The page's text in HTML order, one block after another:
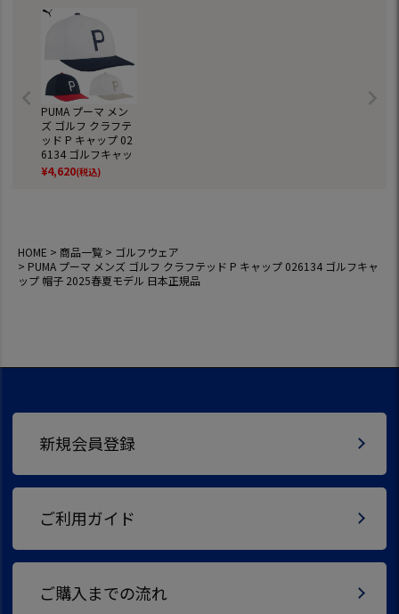
PUMA プーマ メン
ズ ゴルフ クラフテ
ッド P キャップ 02
6134 ゴルフキャッ
プ 帽子 2025春夏モ
デル 日本正規品
¥4,620(税込)
HOME 商品一覧
ゴルフウェア
PUMA プーマ メンズ ゴルフ クラフテッド P キャップ 026134 ゴルフキャ
ップ 帽子 2025春夏モデル 日本正規品
新規会員登録
ご利用ガイド
ご購入までの流れ